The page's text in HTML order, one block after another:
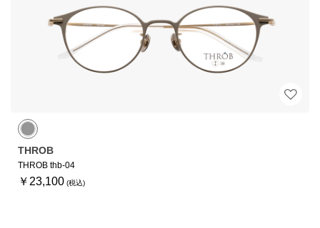
THROB
THROB thb-04
￥23,100